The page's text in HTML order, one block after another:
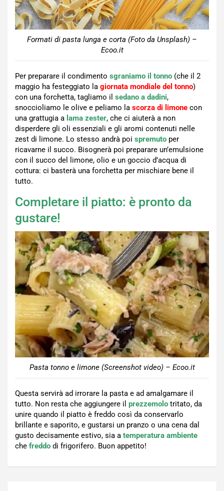
Formati di pasta lunga e corta (Foto da Unsplash) –
Ecoo.it
Per preparare il condimento sgraniamo il tonno (che il 2
maggio ha festeggiato la giornata mondiale del tonno)
con una forchetta, tagliamo il sedano a dadini,
snoccioliamo le olive e peliamo la scorza di limone con
una grattugia a lama zester, che ci aiuterà a non
disperdere gli oli essenziali e gli aromi contenuti nelle
zest di limone. Lo stesso andrà poi spremuto per
ricavarne il succo. Bisognerà poi preparare un’emulsione
con il succo del limone, olio e un goccio d’acqua di
cottura: ci basterà una forchetta per mischiare bene il
tutto.
Completare il piatto: è pronto da
gustare!
Pasta tonno e limone (Screenshot video) – Ecoo.it
Questa servirà ad irrorare la pasta e ad amalgamare il
tutto. Non resta che aggiungere il prezzemolo tritato, da
unire quando il piatto è freddo così da conservarlo
brillante e saporito, e gustarsi un pranzo o una cena dal
gusto decisamente estivo, sia a temperatura ambiente
che freddo di frigorifero. Buon appetito!